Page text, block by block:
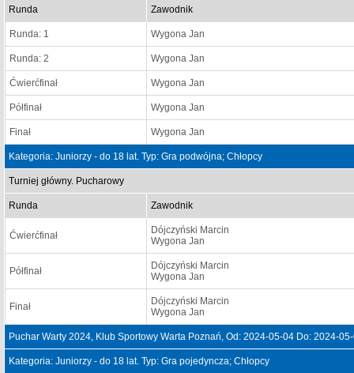
Runda Zawodnik
Runda: 1 Wygona Jan
Runda: 2 Wygona Jan
Ćwierćfinał Wygona Jan
Półfinał Wygona Jan
Finał Wygona Jan
Kategoria: Juniorzy - do 18 lat. Typ: Gra podwójna; Chłopcy
Turniej główny. Pucharowy
Runda Zawodnik
Ćwierćfinał
Dójczyński Marcin
Wygona Jan
Półfinał
Dójczyński Marcin
Wygona Jan
Finał
Dójczyński Marcin
Wygona Jan
Puchar Warty 2024, Klub Sportowy Warta Poznań, Od: 2024-05-04 Do: 2024-
Kategoria: Juniorzy - do 18 lat. Typ: Gra pojedyncza; Chłopcy